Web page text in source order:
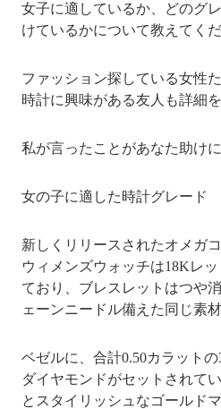
女子に適しているか、どのグ
けているかについて教えてく
ファッション探している女性
時計に興味がある友人も詳細
私が言ったことがあなた助け
女の子に適した時計グレード
新しくリリースされたオメガ
ウィメンズウォッチは18Kレ
ており、ブレスレットはつや
ェーンニードル備えた同じ素
ベゼルに、合計0.50カラット
ダイヤモンドがセットされて
とスタイリッシュなゴールド